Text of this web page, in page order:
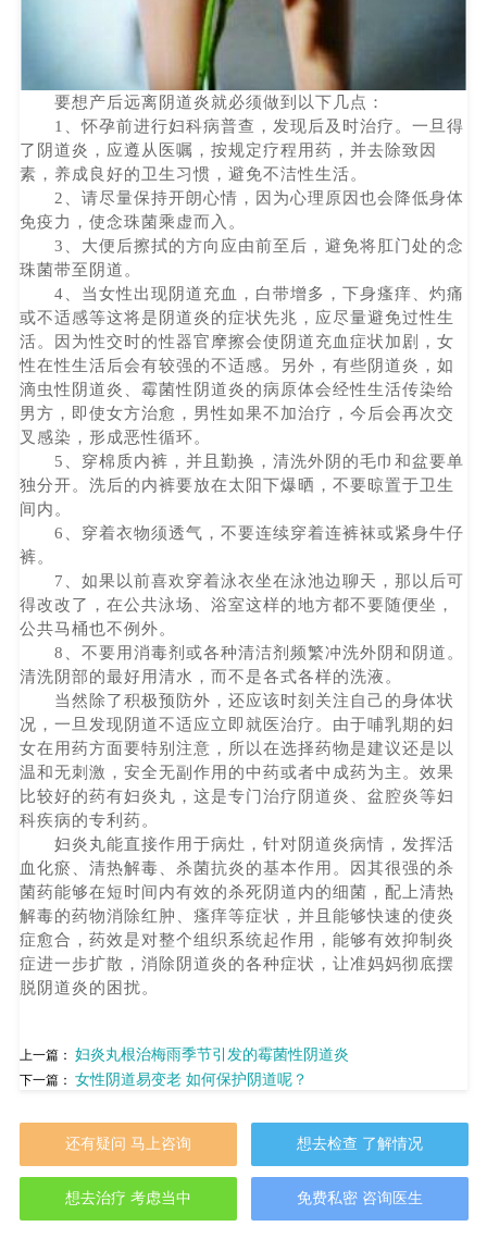
要想产后远离阴道炎就必须做到以下几点：
1、怀孕前进行妇科病普查，发现后及时治疗。一旦得
了阴道炎，应遵从医嘱，按规定疗程用药，并去除致因
素，养成良好的卫生习惯，避免不洁性生活。
2、请尽量保持开朗心情，因为心理原因也会降低身体
免疫力，使念珠菌乘虚而入。
3、大便后擦拭的方向应由前至后，避免将肛门处的念
珠菌带至阴道。
4、当女性出现阴道充血，白带增多，下身瘙痒、灼痛
或不适感等这将是阴道炎的症状先兆，应尽量避免过性生
活。因为性交时的性器官摩擦会使阴道充血症状加剧，女
性在性生活后会有较强的不适感。另外，有些阴道炎，如
滴虫性阴道炎、霉菌性阴道炎的病原体会经性生活传染给
男方，即使女方治愈，男性如果不加治疗，今后会再次交
叉感染，形成恶性循环。
5、穿棉质内裤，并且勤换，清洗外阴的毛巾和盆要单
独分开。洗后的内裤要放在太阳下爆晒，不要晾置于卫生
间内。
6、穿着衣物须透气，不要连续穿着连裤袜或紧身牛仔
裤。
7、如果以前喜欢穿着泳衣坐在泳池边聊天，那以后可
得改改了，在公共泳场、浴室这样的地方都不要随便坐，
公共马桶也不例外。
8、不要用消毒剂或各种清洁剂频繁冲洗外阴和阴道。
清洗阴部的最好用清水，而不是各式各样的洗液。
当然除了积极预防外，还应该时刻关注自己的身体状
况，一旦发现阴道不适应立即就医治疗。由于哺乳期的妇
女在用药方面要特别注意，所以在选择药物是建议还是以
温和无刺激，安全无副作用的中药或者中成药为主。效果
比较好的药有妇炎丸，这是专门治疗阴道炎、盆腔炎等妇
科疾病的专利药。
妇炎丸能直接作用于病灶，针对阴道炎病情，发挥活
血化瘀、清热解毒、杀菌抗炎的基本作用。因其很强的杀
菌药能够在短时间内有效的杀死阴道内的细菌，配上清热
解毒的药物消除红肿、瘙痒等症状，并且能够快速的使炎
症愈合，药效是对整个组织系统起作用，能够有效抑制炎
症进一步扩散，消除阴道炎的各种症状，让准妈妈彻底摆
脱阴道炎的困扰。
上一篇： 妇炎丸根治梅雨季节引发的霉菌性阴道炎
下一篇： 女性阴道易变老 如何保护阴道呢？
还有疑问 马上咨询 想去检查 了解情况
想去治疗 考虑当中 免费私密 咨询医生